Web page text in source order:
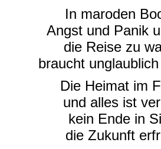
In maroden
Angst und Panik
die Reise zu
braucht
Die Heimat im
und alles ist
kein Ende in
die Zukunft